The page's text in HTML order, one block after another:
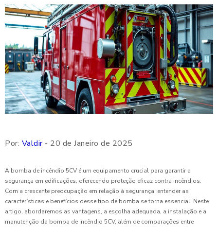
Por: Valdir- 20 de Janeiro de 2025
A bomba de incêndio 5CV é um equipamento crucial para garantir a
segurança em edificações, oferecendo proteção eficaz contra incêndios.
Com a crescente preocupação em relação à segurança, entender as
características e benefícios desse tipo de bomba se torna essencial. Neste
artigo, abordaremos as vantagens, a escolha adequada, a instalação e a
manutenção da bomba de incêndio 5CV, além de comparações entre